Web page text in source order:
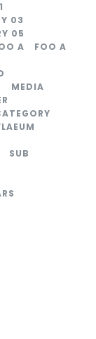
03
05
A
FOO A
MEDIA
SUB